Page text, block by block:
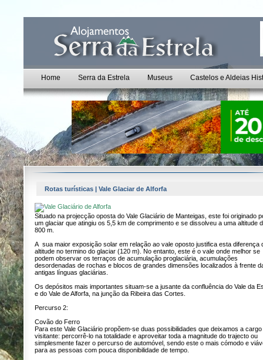
Home Serra da Estrela Museus Castelos e Aldeias
Rotas turísticas | Vale Glaciar de Alforfa
Situado na projecção oposta do Vale Glaciário de Manteigas, este foi originado
um glaciar que atingiu os 5,5 km de comprimento e se dissolveu a uma altitude
800 m.
A sua maior exposição solar em relação ao vale oposto justifica esta diferença
altitude no termino do glaciar (120 m). No entanto, este é o vale onde melhor se
podem observar os terraços de acumulação proglaciária, acumulações
desordenadas de rochas e blocos de grandes dimensões localizados à frente
antigas línguas glaciárias.
Os depósitos mais importantes situam-se a jusante da confluência do Vale da
e do Vale de Alforfa, na junção da Ribeira das Cortes.
Percurso 2:
Covão do Ferro
Para este Vale Glaciário propõem-se duas possibilidades que deixamos a cargo
visitante: percorrê-lo na totalidade e aproveitar toda a magnitude do trajecto ou
simplesmente fazer o percurso de automóvel, sendo este o mais cómodo e
para as pessoas com pouca disponibilidade de tempo.